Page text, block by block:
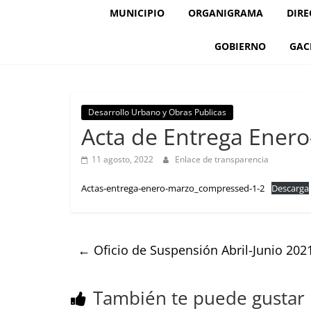
MUNICIPIO ORGANIGRAMA
GOBIERNO
Desarrollo Urbano y Obras Publicas
Acta de Entrega
11 agosto, 2022 Enlace de transparencia
Actas-entrega-enero-marzo_compressed-1-2 Descarga
← Oficio de Suspensión Abril-Junio 2021
También te puede gustar